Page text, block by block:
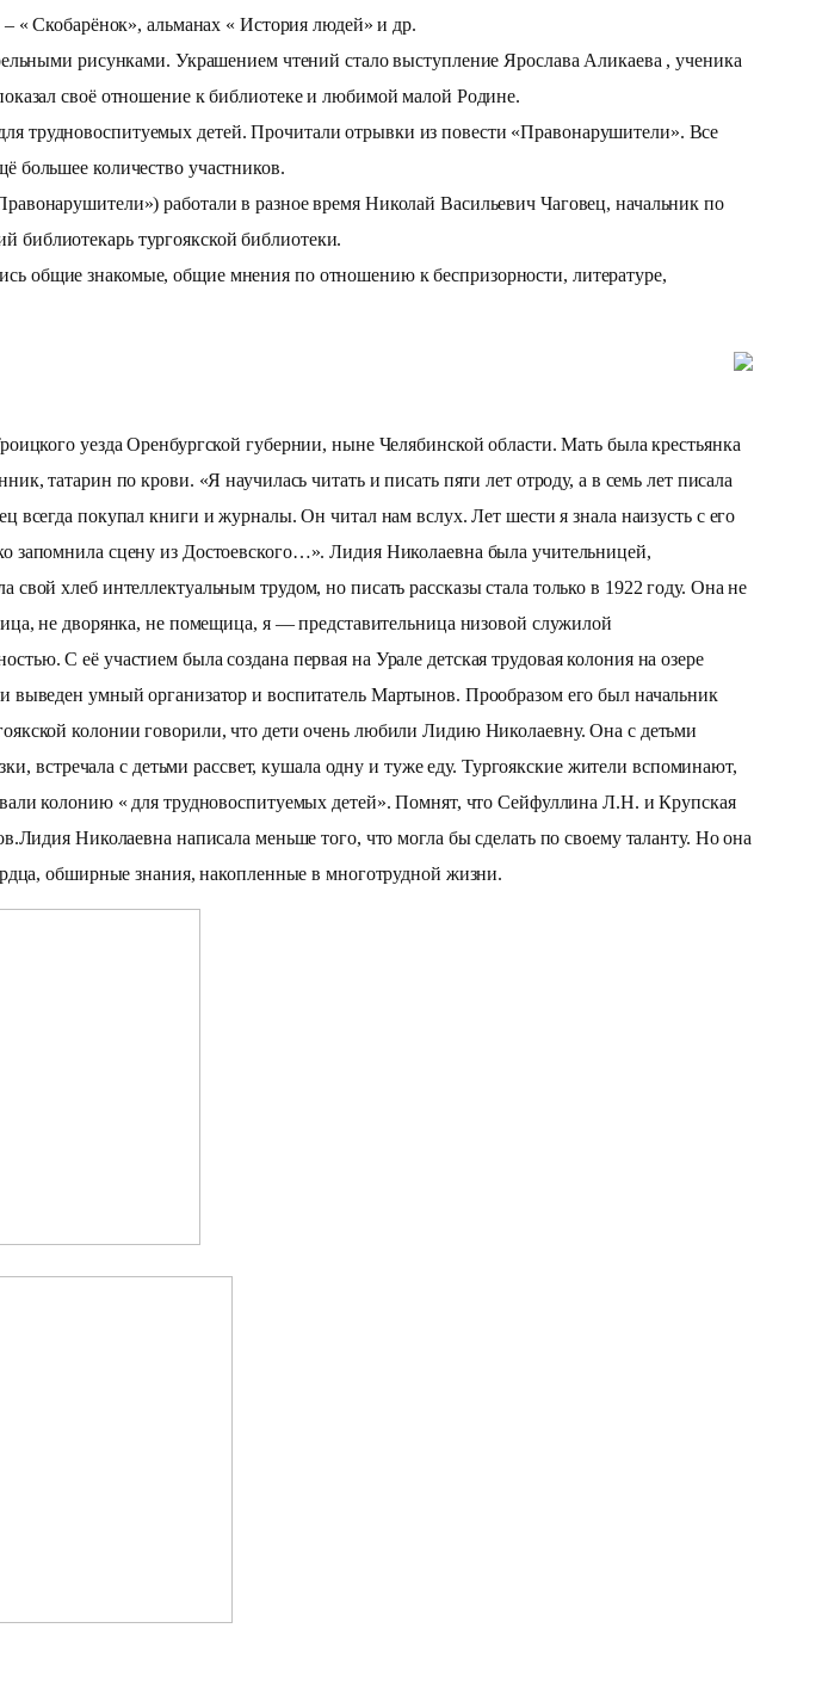
« Скобарёнок», альманах « История людей» и др.
рисунками. Украшением чтений стало выступление Ярослава Аликаева , ученика
своё отношение к библиотеке и любимой малой Родине.
трудновоспитуемых детей. Прочитали отрывки из повести «Правонарушители». Все
большее количество участников.
работали в разное время Николай Васильевич Чаговец, начальник по
тургоякской библиотеки.
общие знакомые, общие мнения по отношению к беспризорности, литературе,
уезда Оренбургской губернии, ныне Челябинской области. Мать была крестьянка
татарин по крови. «Я научилась читать и писать пяти лет отроду, а в семь лет писала
покупал книги и журналы. Он читал нам вслух. Лет шести я знала наизусть с его
запомнила сцену из Достоевского…». Лидия Николаевна была учительницей,
хлеб интеллектуальным трудом, но писать рассказы стала только в 1922 году. Она не
не дворянка, не помещица, я — представительница низовой служилой
С её участием была создана первая на Урале детская трудовая колония на озере
умный организатор и воспитатель Мартынов. Прообразом его был начальник
колонии говорили, что дети очень любили Лидию Николаевну. Она с детьми
встречала с детьми рассвет, кушала одну и туже еду. Тургоякские жители вспоминают,
колонию « для трудновоспитуемых детей». Помнят, что Сейфуллина Л.Н. и Крупская
Николаевна написала меньше того, что могла бы сделать по своему таланту. Но она
обширные знания, накопленные в многотрудной жизни.